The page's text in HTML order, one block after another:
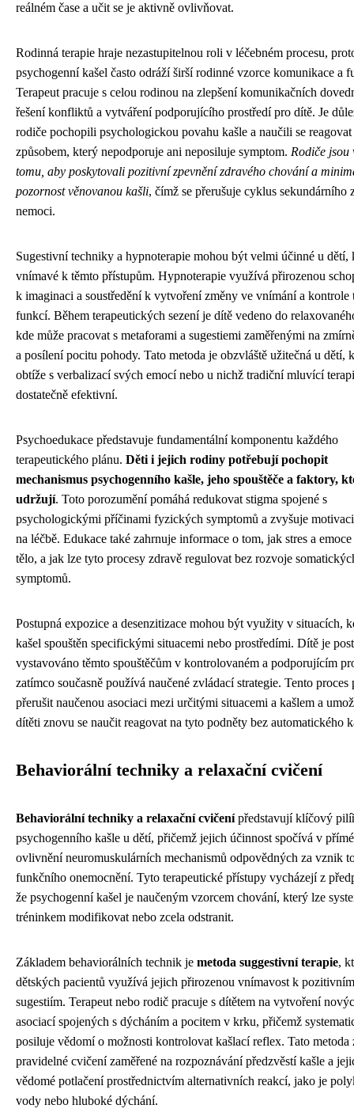
reálném čase a učit se je aktivně ovlivňovat.
Rodinná terapie hraje nezastupitelnou roli v léčebném procesu,
psychogenní kašel často odráží širší rodinné vzorce komunikace a
Terapeut pracuje s celou rodinou na zlepšení komunikačních
řešení konfliktů a vytváření podporujícího prostředí pro dítě. Je
rodiče pochopili psychologickou povahu kašle a naučili se reagovat
způsobem, který nepodporuje ani neposiluje symptom. Rodiče jsou
tomu, aby poskytovali pozitivní zpevnění zdravého chování a
pozornost věnovanou kašli, čímž se přerušuje cyklus sekundárního
nemoci.
Sugestivní techniky a hypnoterapie mohou být velmi účinné u dětí,
vnímavé k těmto přístupům. Hypnoterapie využívá přirozenou
k imaginaci a soustředění k vytvoření změny ve vnímání a kontrole
funkcí. Během terapeutických sezení je dítě vedeno do
kde může pracovat s metaforami a sugestiemi zaměřenými na
a posílení pocitu pohody. Tato metoda je obzvláště užitečná u dětí,
obtíže s verbalizací svých emocí nebo u nichž tradiční mluvící
dostatečně efektivní.
Psychoedukace představuje fundamentální komponentu každého
terapeutického plánu. Děti i jejich rodiny potřebují pochopit
mechanismus psychogenního kašle, jeho spouštěče a faktory,
udržují. Toto porozumění pomáhá redukovat stigma spojené s
psychologickými příčinami fyzických symptomů a zvyšuje
na léčbě. Edukace také zahrnuje informace o tom, jak stres a
tělo, a jak lze tyto procesy zdravě regulovat bez rozvoje
symptomů.
Postupná expozice a desenzitizace mohou být využity v situacích,
kašel spouštěn specifickými situacemi nebo prostředími. Dítě je
vystavováno těmto spouštěčům v kontrolovaném a podporujícím
zatímco současně používá naučené zvládací strategie. Tento proces
přerušit naučenou asociaci mezi určitými situacemi a kašlem a
dítěti znovu se naučit reagovat na tyto podněty bez automatického
Behaviorální techniky a relaxační cvičení
Behaviorální techniky a relaxační cvičenípředstavují klíčový
psychogenního kašle u dětí, přičemž jejich účinnost spočívá v
ovlivnění neuromuskulárních mechanismů odpovědných za vznik
funkčního onemocnění. Tyto terapeutické přístupy vycházejí z
že psychogenní kašel je naučeným vzorcem chování, který lze
tréninkem modifikovat nebo zcela odstranit.
Základem behaviorálních technik je metoda suggestivní terapie,
dětských pacientů využívá jejich přirozenou vnímavost k pozitivním
sugestiím. Terapeut nebo rodič pracuje s dítětem na vytvoření
asociací spojených s dýcháním a pocitem v krku, přičemž
posiluje vědomí o možnosti kontrolovat kašlací reflex. Tato metoda
pravidelné cvičení zaměřené na rozpoznávání předzvěstí kašle a
vědomé potlačení prostřednictvím alternativních reakcí, jako je
vody nebo hluboké dýchání.